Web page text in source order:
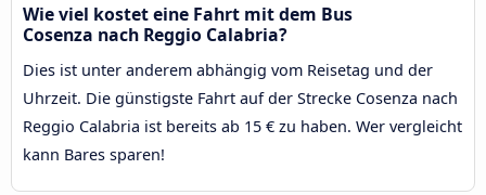
Wie viel kostet eine Fahrt mit dem Bus
Cosenza nach Reggio Calabria?
Dies ist unter anderem abhängig vom Reisetag und der
Uhrzeit. Die günstigste Fahrt auf der Strecke Cosenza nach
Reggio Calabria ist bereits ab 15 € zu haben. Wer vergleicht
kann Bares sparen!